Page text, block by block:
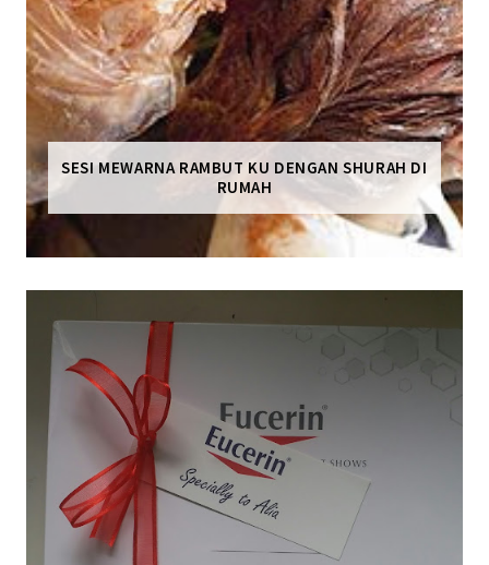
SESI MEWARNA RAMBUT KU DENGAN SHURAH DI
RUMAH